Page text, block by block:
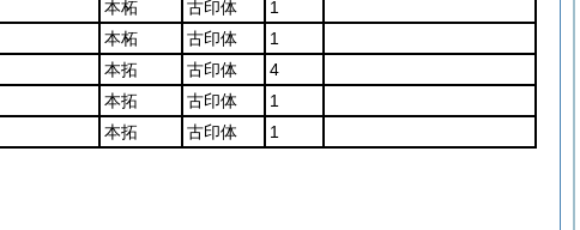
本柘 古印体
1
本柘 古印体
1
本拓 古印体
4
本拓 古印体
1
本拓 古印体
1